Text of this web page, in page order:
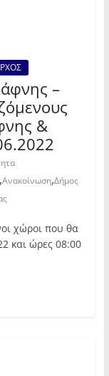
–
&
Ανακοίνωση,Δήμος
χώροι που θα
και ώρες 08:00